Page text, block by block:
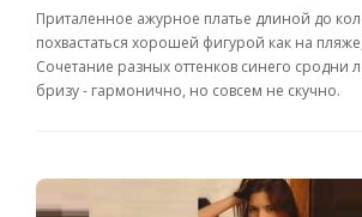
Приталенное ажурное платье длиной до
похвастаться хорошей фигурой как на
Сочетание разных оттенков синего сродни
бризу - гармонично, но совсем не скучно.